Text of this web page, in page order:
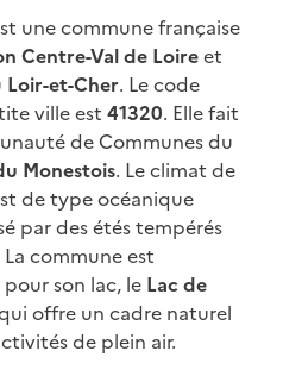
une commune française
Centre-Val de Loireet
Loir-et-Cher. Le code
ville est 41320. Elle fait
de Communes du
Monestois. Le climat de
de type océanique
par des étés tempérés
commune est
son lac, le Lac de
offre un cadre naturel
de plein air.